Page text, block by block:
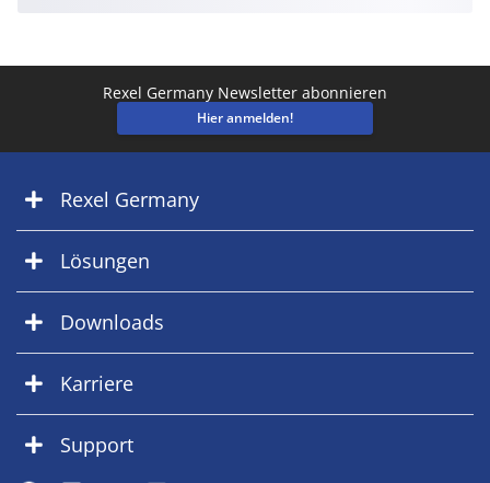
Rexel Germany Newsletter abonnieren
Hier anmelden!
Rexel Germany
Lösungen
Downloads
Karriere
Support